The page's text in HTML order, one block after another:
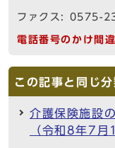
ファクス: 0575-
電話番号のかけ間
この記事と同じ
介護保険施設
（令和8年7月